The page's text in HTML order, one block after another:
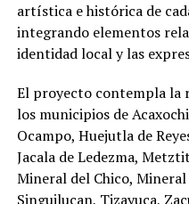
artística e histórica de
integrando elementos
identidad local y las
El proyecto contempla la
los municipios de
Ocampo, Huejutla de
Jacala de Ledezma,
Mineral del Chico,
Singuilucan, Tizayuca,